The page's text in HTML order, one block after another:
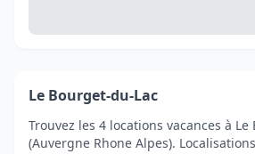
Le Bourget-du-Lac
Trouvez les 4 locations vacances à
(Auvergne Rhone Alpes).